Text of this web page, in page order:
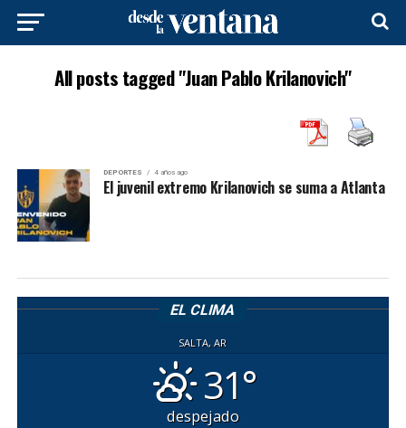
All posts tagged "Juan Pablo Krilanovich"
DEPORTES 4 años ago
El juvenil extremo Krilanovich se suma a Atlanta
EL CLIMA
SALTA, AR
31°
despejado